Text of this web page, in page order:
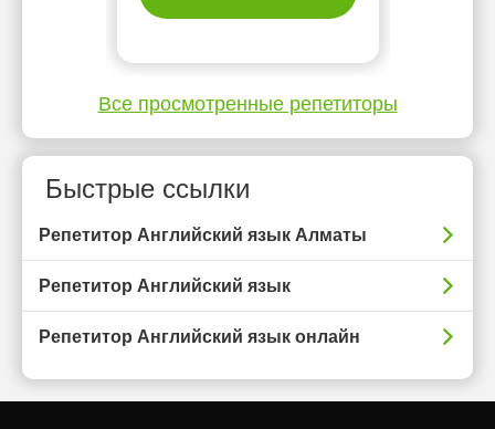
Все просмотренные репетиторы
Быстрые ссылки
Репетитор Английский язык Алматы
Репетитор Английский язык
Репетитор Английский язык онлайн